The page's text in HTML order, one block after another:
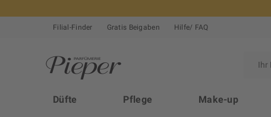
Filial-Finder Gratis Beigaben Hilfe/ FAQ
Düfte Pflege Make-up